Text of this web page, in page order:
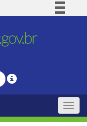
Comunica BR
Legislação
Toggle